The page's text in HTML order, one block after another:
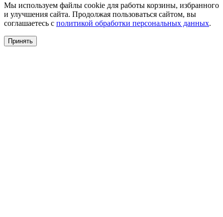
Мы используем файлы cookie для работы корзины, избранного
и улучшения сайта. Продолжая пользоваться сайтом, вы
соглашаетесь с политикой обработки персональных данных.
Принять